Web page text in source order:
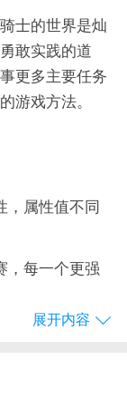
士的世界是灿
敢实践的道
更多主要任务
游戏方法。
，属性值不同
，每一个更强
长，赢得更
展开内容